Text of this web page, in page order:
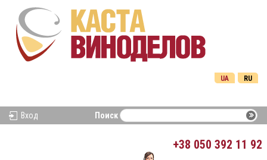
RU
UA
Вход Поиск
+38 050 392 11 92